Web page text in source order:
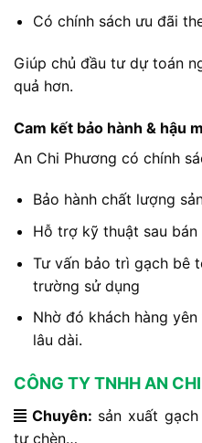
Có chính sách ưu đãi
Giúp chủ đầu tư dự toán
quả hơn.
Cam kết bảo hành & hậu
An Chi Phương có chính
Bảo hành chất lượng
Hỗ trợ kỹ thuật sau bán
Tư vấn bảo trì gạch bê
trường sử dụng
Nhờ đó khách hàng
lâu dài.
CÔNG TY TNHH AN
Chuyên: sản xuất
tự chèn…